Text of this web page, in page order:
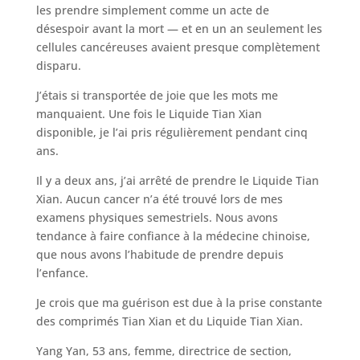
les prendre simplement comme un acte de
désespoir avant la mort — et en un an seulement les
cellules cancéreuses avaient presque complètement
disparu.
J’étais si transportée de joie que les mots me
manquaient. Une fois le Liquide Tian Xian
disponible, je l’ai pris régulièrement pendant cinq
ans.
Il y a deux ans, j’ai arrêté de prendre le Liquide Tian
Xian. Aucun cancer n’a été trouvé lors de mes
examens physiques semestriels. Nous avons
tendance à faire confiance à la médecine chinoise,
que nous avons l’habitude de prendre depuis
l’enfance.
Je crois que ma guérison est due à la prise constante
des comprimés Tian Xian et du Liquide Tian Xian.
Yang Yan, 53 ans, femme, directrice de section,